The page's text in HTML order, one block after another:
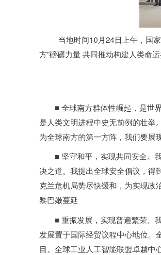
当地时间10月24日上午，国
方”磅礴力量 共同推动构建人类命
■ 全球南方群体性崛起，是世
是人类文明进程中史无前例的壮举
为全球南方的第一方阵，我们要展
■ 坚守和平，实现共同安全。
决之道。我提出全球安全倡议，得
克兰危机局势尽快缓和，为实现政
黎巴嫩蔓延
■ 重振发展，实现普遍繁荣。
发展置于国际经贸议程中心地位。
目。全球工业人工智能联盟卓越中